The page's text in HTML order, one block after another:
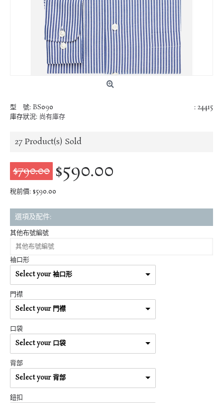
: 24415
型 號: BS090
庫存狀況: 尚有庫存
27 Product(s) Sold
$790.00 $590.00
稅前價: $590.00
選項及配件:
其他布號編號
袖口形
Select your 袖口形
門襟
Select your 門襟
口袋
Select your 口袋
背部
Select your 背部
鈕扣